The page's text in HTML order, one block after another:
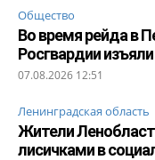
Общество
Во время рейда в
Росгвардии
07.08.2026 12:51
Ленинградская область
Жители
лисичками в